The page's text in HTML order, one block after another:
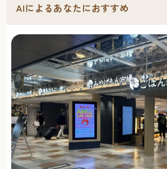
AIによるあなたにおすすめ